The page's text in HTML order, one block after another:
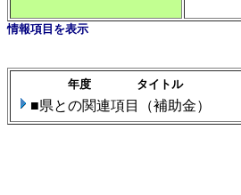
情報項目を表示
年度 タイトル
■県との関連項目（補助金）